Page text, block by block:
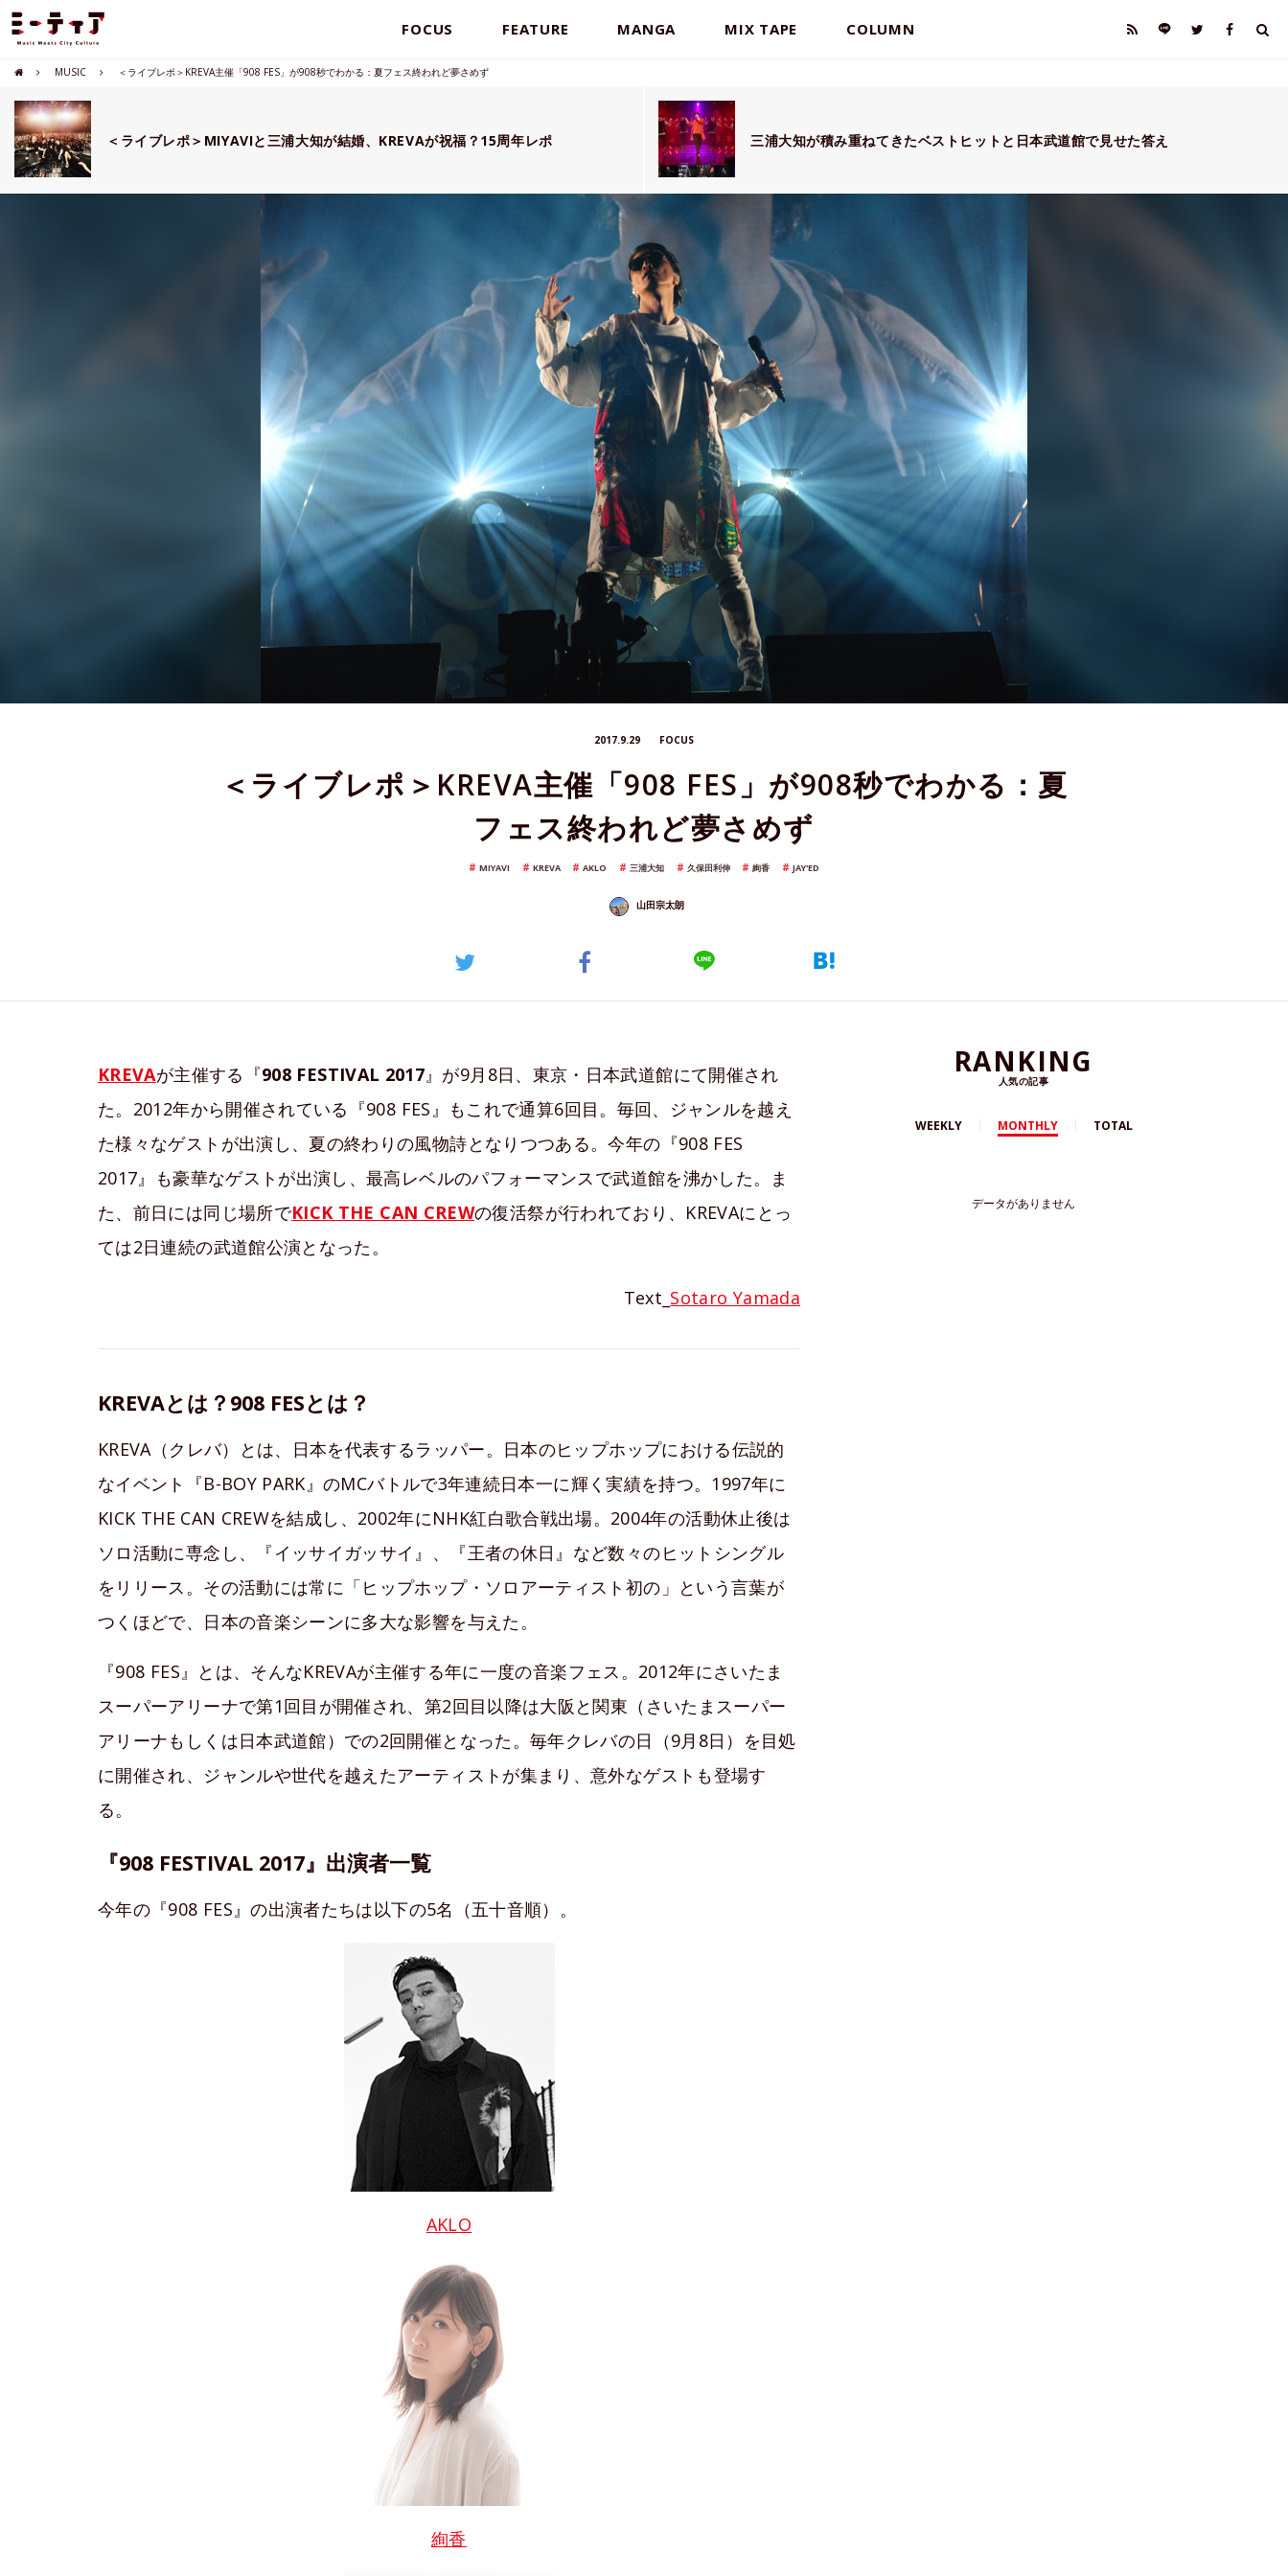
FOCUS FEATURE MANGA MIX TAPE COLUMN
MUSIC ＜ライブレポ＞KREVA主催「908 FES」が908秒でわかる：夏フェス終われど夢さめず
＜ライブレポ＞MIYAVIと三浦大知が結婚、KREVAが祝福？15周年レポ 三浦大知が積み重ねてきたベストヒットと日本武道館で見せた答え
2017.9.29 FOCUS
＜ライブレポ＞KREVA主催「908 FES」が908秒でわかる：夏
フェス終われど夢さめず
MIYAVI KREVA AKLO 三浦大知 久保田利伸 絢香 JAY'ED
山田宗太朗
KREVAが主催する『908 FESTIVAL 2017』が9月8日、東京・日本武道館にて開催され
た。2012年から開催されている『908 FES』もこれで通算6回目。毎回、ジャンルを越え
た様々なゲストが出演し、夏の終わりの風物詩となりつつある。今年の『908 FES
2017』も豪華なゲストが出演し、最高レベルのパフォーマンスで武道館を沸かした。ま
た、前日には同じ場所でKICK THE CAN CREWの復活祭が行われており、KREVAにとっ
ては2日連続の武道館公演となった。
Text_ Sotaro Yamada
KREVAとは？908 FESとは？
KREVA（クレバ）とは、日本を代表するラッパー。日本のヒップホップにおける伝説的
なイベント『B-BOY PARK』のMCバトルで3年連続日本一に輝く実績を持つ。1997年に
KICK THE CAN CREWを結成し、2002年にNHK紅白歌合戦出場。2004年の活動休止後は
ソロ活動に専念し、『イッサイガッサイ』、『王者の休日』など数々のヒットシングル
をリリース。その活動には常に「ヒップホップ・ソロアーティスト初の」という言葉が
つくほどで、日本の音楽シーンに多大な影響を与えた。
『908 FES』とは、そんなKREVAが主催する年に一度の音楽フェス。2012年にさいたま
スーパーアリーナで第1回目が開催され、第2回目以降は大阪と関東（さいたまスーパー
アリーナもしくは日本武道館）での2回開催となった。毎年クレバの日（9月8日）を目処
に開催され、ジャンルや世代を越えたアーティストが集まり、意外なゲストも登場す
る。
『908 FESTIVAL 2017』出演者一覧
今年の『908 FES』の出演者たちは以下の5名（五十音順）。
AKLO
絢香
RANKING
人気の記事
WEEKLY MONTHLY TOTAL
データがありません